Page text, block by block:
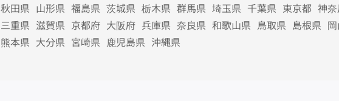
秋田県 山形県 福島県 茨城県 栃木県 群馬県 埼玉県 千葉県 東京都 神
三重県 滋賀県 京都府 大阪府 兵庫県 奈良県 和歌山県 鳥取県 島根県
熊本県 大分県 宮崎県 鹿児島県 沖縄県